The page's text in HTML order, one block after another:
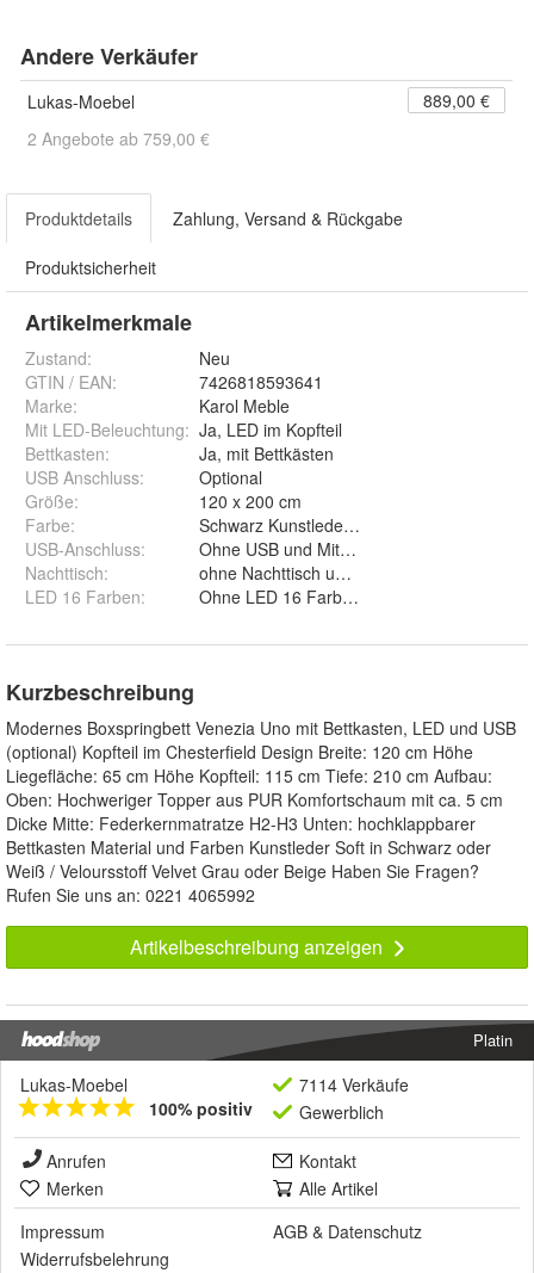
Andere Verkäufer
Lukas-Moebel
889,00 €
2 Angebote ab 759,00 €
Produktdetails Zahlung, Versand & Rückgabe
Produktsicherheit
Artikelmerkmale
Zustand:
Neu
GTIN / EAN:
7426818593641
Marke:
Karol Meble
Mit LED-Beleuchtung: Ja, LED im Kopfteil
Bettkasten:
Ja, mit Bettkästen
USB Anschluss:
Optional
Größe:
120 x 200 cm
Farbe:
USB-Anschluss:
Ohne USB und Mit USB
Nachttisch:
LED 16 Farben:
Kurzbeschreibung
Modernes Boxspringbett Venezia Uno mit Bettkasten, LED und USB
(optional) Kopfteil im Chesterfield Design Breite: 120 cm Höhe
Liegefläche: 65 cm Höhe Kopfteil: 115 cm Tiefe: 210 cm Aufbau:
Oben: Hochweriger Topper aus PUR Komfortschaum mit ca. 5 cm
Dicke Mitte: Federkernmatratze H2-H3 Unten: hochklappbarer
Bettkasten Material und Farben Kunstleder Soft in Schwarz oder
Weiß / Veloursstoff Velvet Grau oder Beige Haben Sie Fragen?
Rufen Sie uns an: 0221 4065992
Artikelbeschreibung anzeigen
Platin
Lukas-Moebel
100% positiv
7114 Verkäufe
Gewerblich
Anrufen
Kontakt
Merken
Alle Artikel
Impressum
AGB & Datenschutz
Widerrufsbelehrung